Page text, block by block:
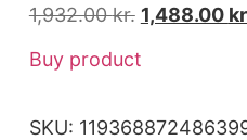
1,932.00kr. 1,488.00
Buy product
SKU: